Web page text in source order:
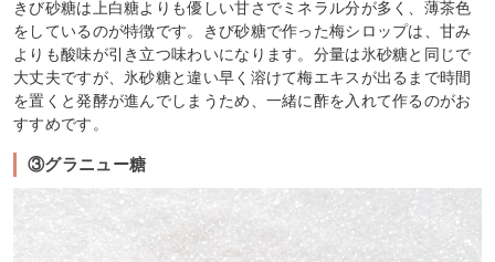
きび砂糖は上白糖よりも優しい甘さでミネラル分が多く、薄茶色
をしているのが特徴です。きび砂糖で作った梅シロップは、甘み
よりも酸味が引き立つ味わいになります。分量は氷砂糖と同じで
大丈夫ですが、氷砂糖と違い早く溶けて梅エキスが出るまで時間
を置くと発酵が進んでしまうため、一緒に酢を入れて作るのがお
すすめです。
③グラニュー糖